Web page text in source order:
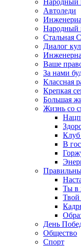
Народный
Автоледи
Народный
Стальная
Диалог
Ваше
За нами
Классная
Крепкая
Большая
Жизнь со
В
Ты в
Твой
День
Общество
Спорт